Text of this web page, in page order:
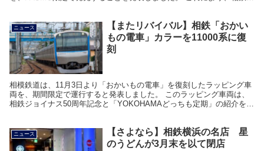
ニュース
【またリバイバル】相鉄「おかい
もの電車」カラーを11000系に復
刻
相模鉄道は、11月3日より「おかいもの電車」を復刻したラッピング車
両を、期間限定で運行すると発表しました。 このラッピング車両は、
相鉄ジョイナス50周年記念と「YOKOHAMAどっちも定期」の紹介を目
ニュース
【さよなら】相鉄横浜の名店 星
のうどんが3月末を以て閉店